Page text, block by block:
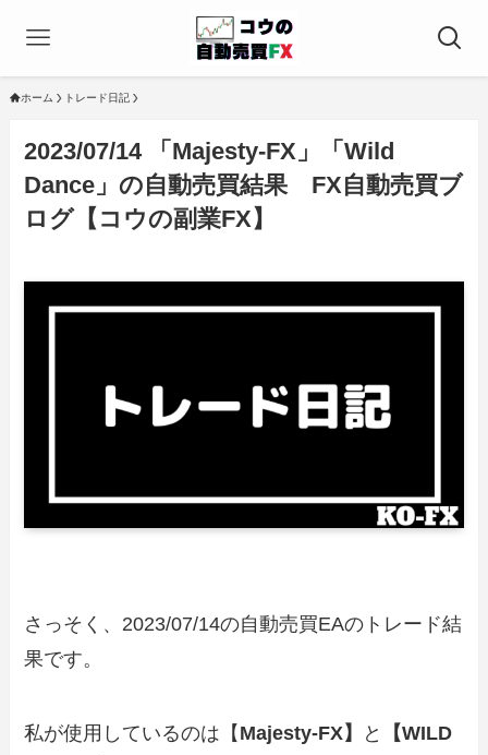
ホーム トレード日記
2023/07/14 「Majesty-FX」「Wild
Dance」の自動売買結果 FX自動売買ブ
ログ【コウの副業FX】
さっそく、2023/07/14の自動売買EAのトレード結
果です。
私が使用しているのは【 Majesty-FX】 と
【WILD